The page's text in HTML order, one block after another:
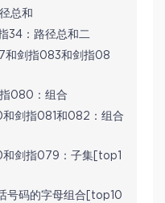
总和
34：路径总和二
和剑指083和剑指08
080：组合
剑指081和082：组合
剑指079：子集[top1
号码的字母组合[top10